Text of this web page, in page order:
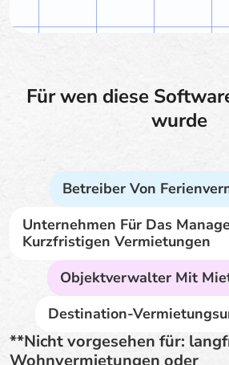
Für wen diese
wurde
Betreiber Von
Unternehmen Für Das
Kurzfristigen Vermietungen
Objektverwalter Mit
Destination-
**Nicht vorgesehen für:
Wohnvermietungen oder